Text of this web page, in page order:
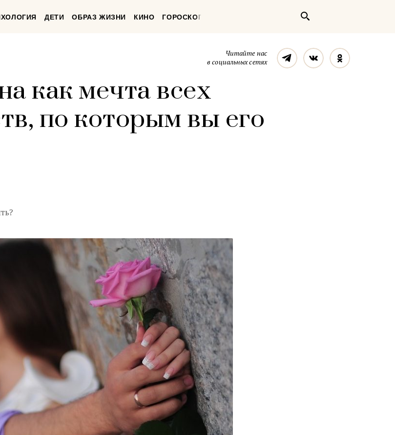
ДЕТИ ОБРАЗ ЖИЗНИ КИНО ГОРОСКОП
Читайте нас
в социальных сетях
ТелеграмВконтакте
как мечта всех
по которым вы его